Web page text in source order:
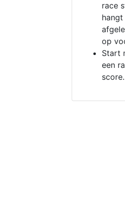
race
op
Start
een
score.